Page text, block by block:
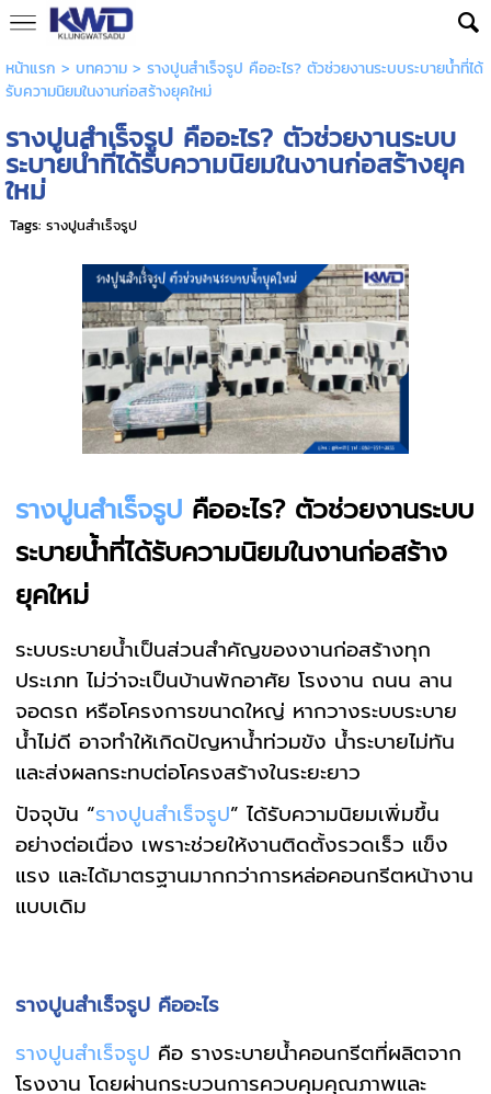
หน้าแรก > บทความ> รางปูนสำเร็จรูป คืออะไร? ตัวช่วยงานระบบระบายน้ำที่ได้
รับความนิยมในงานก่อสร้างยุคใหม่
รางปูนสำเร็จรูป คืออะไร? ตัวช่วยงานระบบ
ระบายน้ำที่ได้รับความนิยมในงานก่อสร้างยุค
ใหม่
Tags: รางปูนสำเร็จรูป
รางปูนสำเร็จรูป คืออะไร? ตัวช่วยงานระบบ
ระบายน้ำที่ได้รับความนิยมในงานก่อสร้าง
ยุคใหม่
ระบบระบายน้ำเป็นส่วนสำคัญของงานก่อสร้างทุก
ประเภท ไม่ว่าจะเป็นบ้านพักอาศัย โรงงาน ถนน ลาน
จอดรถ หรือโครงการขนาดใหญ่ หากวางระบบระบาย
น้ำไม่ดี อาจทำให้เกิดปัญหาน้ำท่วมขัง น้ำระบายไม่ทัน
และส่งผลกระทบต่อโครงสร้างในระยะยาว
ปัจจุบัน “รางปูนสำเร็จรูป” ได้รับความนิยมเพิ่มขึ้น
อย่างต่อเนื่อง เพราะช่วยให้งานติดตั้งรวดเร็ว แข็ง
แรง และได้มาตรฐานมากกว่าการหล่อคอนกรีตหน้างาน
แบบเดิม
รางปูนสำเร็จรูป คืออะไร
รางปูนสำเร็จรูป คือ รางระบายน้ำคอนกรีตที่ผลิตจาก
โรงงาน โดยผ่านกระบวนการควบคุมคุณภาพและ